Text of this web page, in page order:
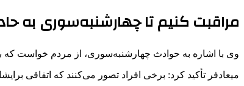
مراقبت کنیم تا چهارشنبه‌سوری به
وی با اشاره به حوادث چهارشنبه‌سوری، از مردم خواست که
میعادفر تأکید کرد: برخی افراد تصور می‌کنند که اتفاقی